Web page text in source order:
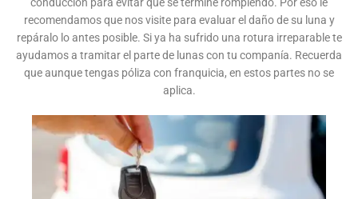
recomendamos que nos visite para evaluar el daño de su luna y
repáralo lo antes posible. Si ya ha sufrido una rotura irreparable te
ayudamos a tramitar el parte de lunas con tu companía. Recuerda
que aunque tengas póliza con franquicia, en estos partes no se
aplica.